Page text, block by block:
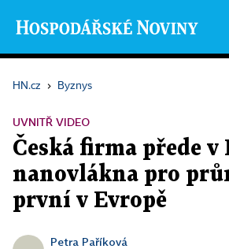
HN.cz › Byznys
UVNITŘ VIDEO
Česká firma přede
nanovlákna pro
první v Evropě
Petra Paříková